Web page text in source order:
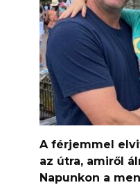
A férjemmel
az útra, amiről
Napunkon a